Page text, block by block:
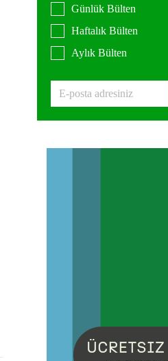
Günlük Bülten
Haftalık Bülten
Aylık Bülten